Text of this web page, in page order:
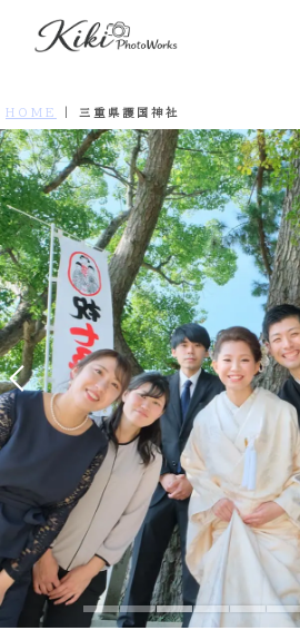
HOME 三重県護国神社